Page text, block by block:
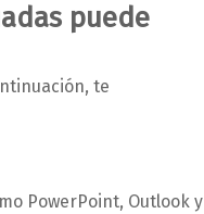
puede
te
PowerPoint, Outlook y